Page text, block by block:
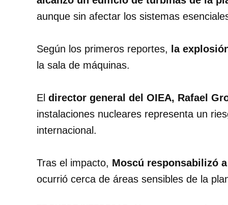
aunque sin afectar los sistemas
Según los primeros reportes, la
la sala de máquinas.
El director general del OIEA, Rafael
instalaciones nucleares representa un
internacional.
Tras el impacto, Moscú responsabilizó
ocurrió cerca de áreas sensibles de la